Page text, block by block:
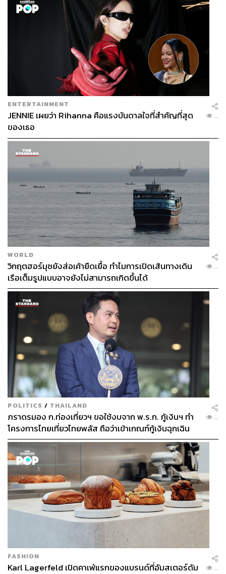
ENTERTAINMENT
JENNIE เผยว่า Rihanna คือแรงบันดาลใจที่สำคัญที่สุด
ของเธอ
...
WORLD
วิกฤตฮอร์มุซยังส่อเค้ายืดเยื้อ ทำไมการเปิดเส้นทางเดิน
เรือเต็มรูปแบบอาจยังไม่สามารถเกิดขึ้นได้
...
POLITICS / THAILAND
ภราดรมอง ก.ท่องเที่ยวฯ ขอใช้งบจาก พ.ร.ก. กู้เงินฯ ทำ
โครงการไทยเที่ยวไทยพลัส ถือว่าเข้าเกณฑ์กู้เงินฉุกเฉิน
...
FASHION
Karl Lagerfeld เปิดคาเฟ่แรกของแบรนด์ที่อัมสเตอร์ดัม ...